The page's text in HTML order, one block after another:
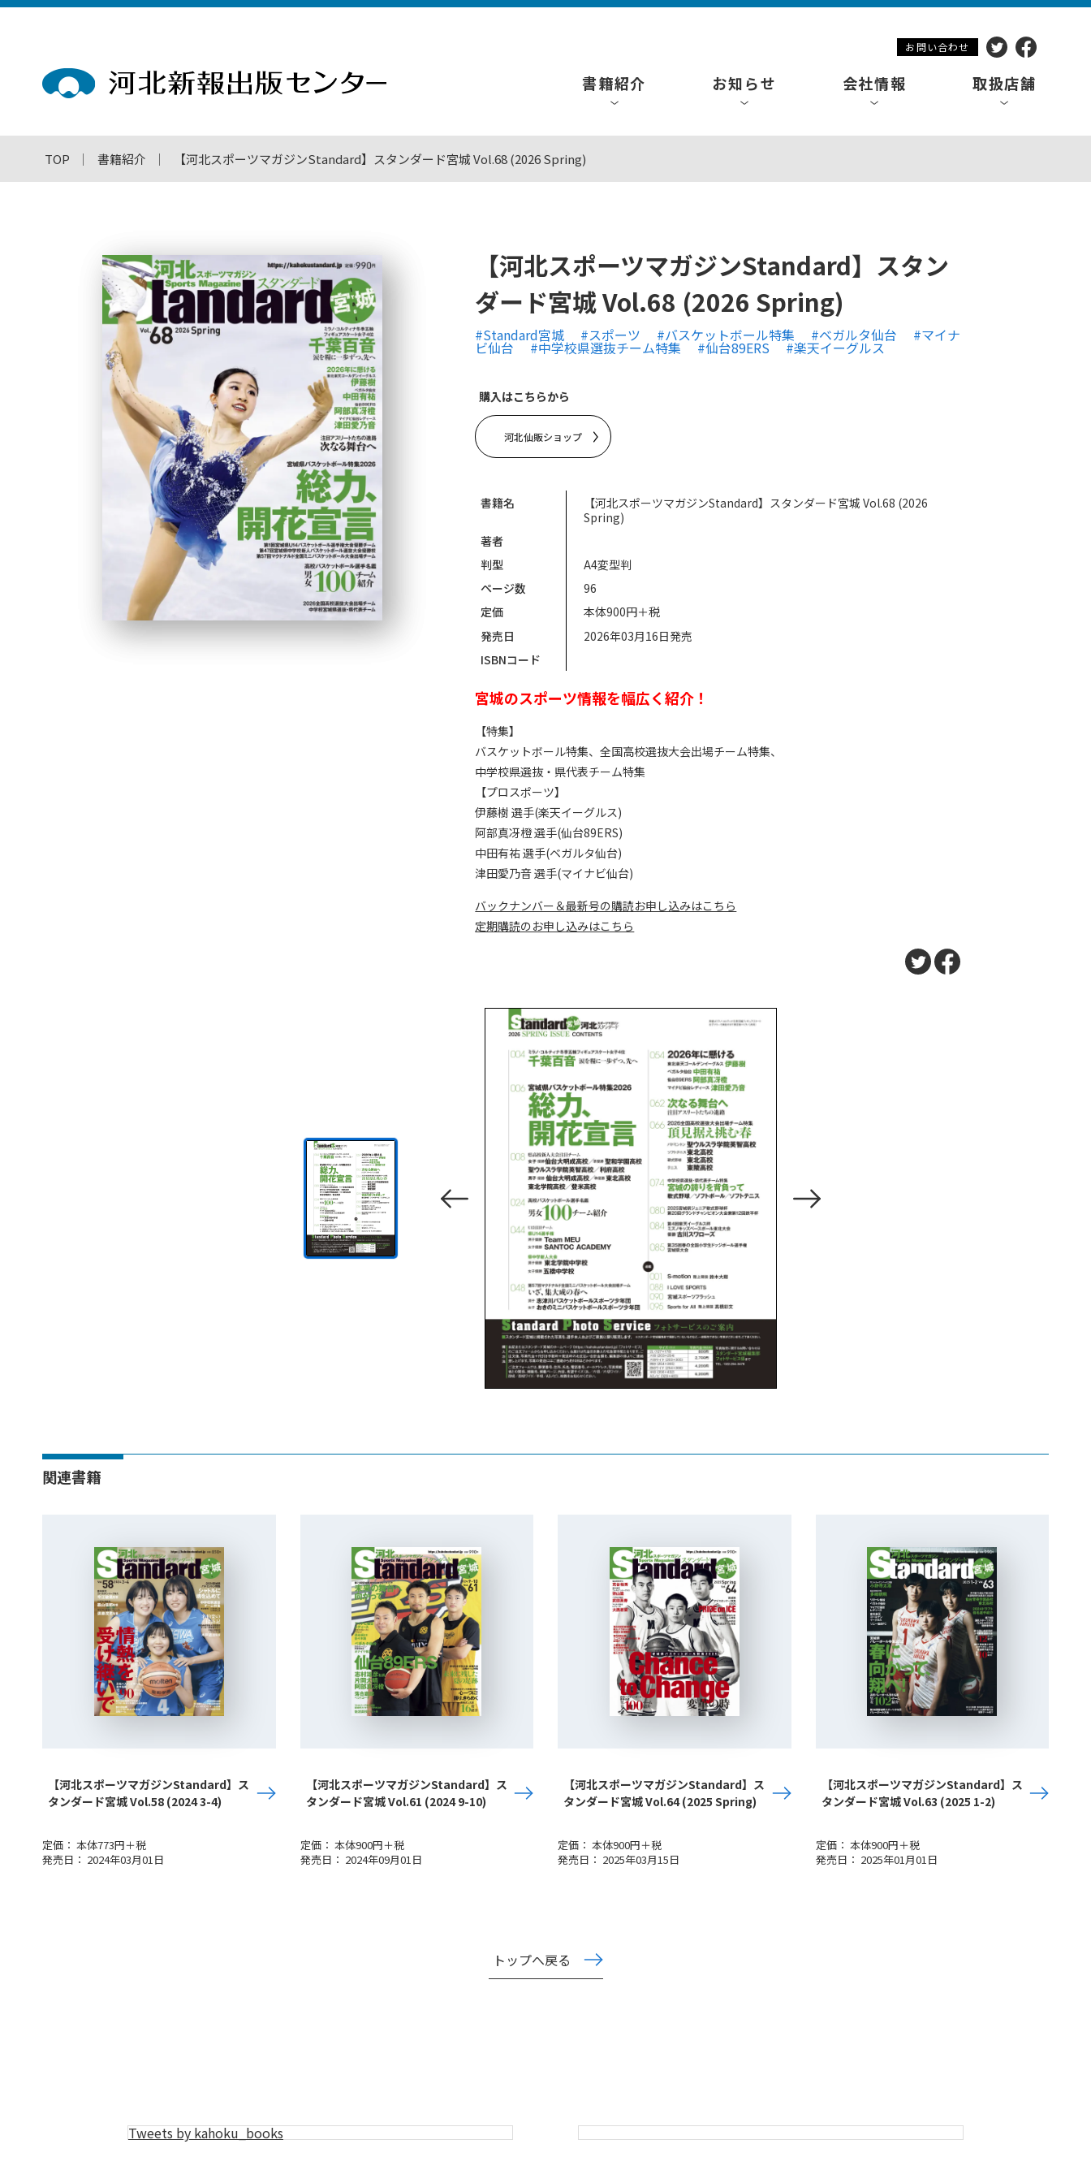
お問い合わせ
書籍紹介 お知らせ 会社情報 取扱店舗
TOP 書籍紹介 【河北スポーツマガジンStandard】スタンダード宮城 Vol.68 (2026 Spring)
【河北スポーツマガジンStandard】スタン
ダード宮城 Vol.68 (2026 Spring)
#Standard宮城 #スポーツ #バスケットボール特集 #ベガルタ仙台 #マイナ
ビ仙台 #中学校県選抜チーム特集 #仙台89ERS #楽天イーグルス
購入はこちらから
河北仙販ショップ
書籍名
【河北スポーツマガジンStandard】スタンダード宮城 Vol.68 (2026
Spring)
著者
判型
A4変型判
ページ数
96
定価
本体900円＋税
発売日
2026年03月16日発売
ISBNコード
宮城のスポーツ情報を幅広く紹介！
【特集】
バスケットボール特集、全国高校選抜大会出場チーム特集、
中学校県選抜・県代表チーム特集
【プロスポーツ】
伊藤樹 選手(楽天イーグルス)
阿部真冴橙 選手(仙台89ERS)
中田有祐 選手(ベガルタ仙台)
津田愛乃音 選手(マイナビ仙台)
バックナンバー＆最新号の購読お申し込みはこちら
定期購読のお申し込みはこちら
関連書籍
【河北スポーツマガジンStandard】ス
タンダード宮城 Vol.58 (2024 3-4)
定価： 本体773円＋税
発売日： 2024年03月01日
【河北スポーツマガジンStandard】ス
タンダード宮城 Vol.61 (2024 9-10)
定価： 本体900円＋税
発売日： 2024年09月01日
【河北スポーツマガジンStandard】ス
タンダード宮城 Vol.64 (2025 Spring)
定価： 本体900円＋税
発売日： 2025年03月15日
【河北スポーツマガジンStandard】ス
タンダード宮城 Vol.63 (2025 1-2)
定価： 本体900円＋税
発売日： 2025年01月01日
トップへ戻る
Tweets by kahoku_books